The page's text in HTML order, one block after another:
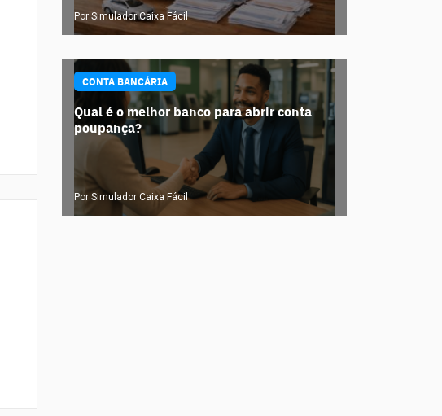
Por Simulador Caixa Fácil
CONTA BANCÁRIA
Qual é o melhor banco para abrir conta
poupança?
Por Simulador Caixa Fácil